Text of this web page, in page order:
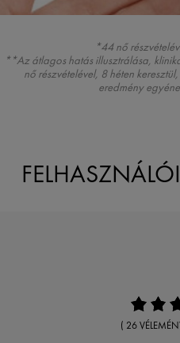
*44 nő
**Az átlagos hatás illusztrálása,
nő részvételével, 8 héten
eredmény
( 26